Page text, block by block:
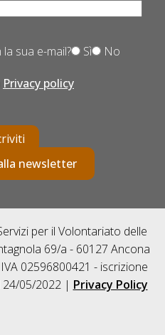
sua e-mail? Sì No
Privacy policy
newsletter
per il Volontariato delle
69/a - 60127 Ancona
02596800421 - iscrizione
24/05/2022 | Privacy Policy